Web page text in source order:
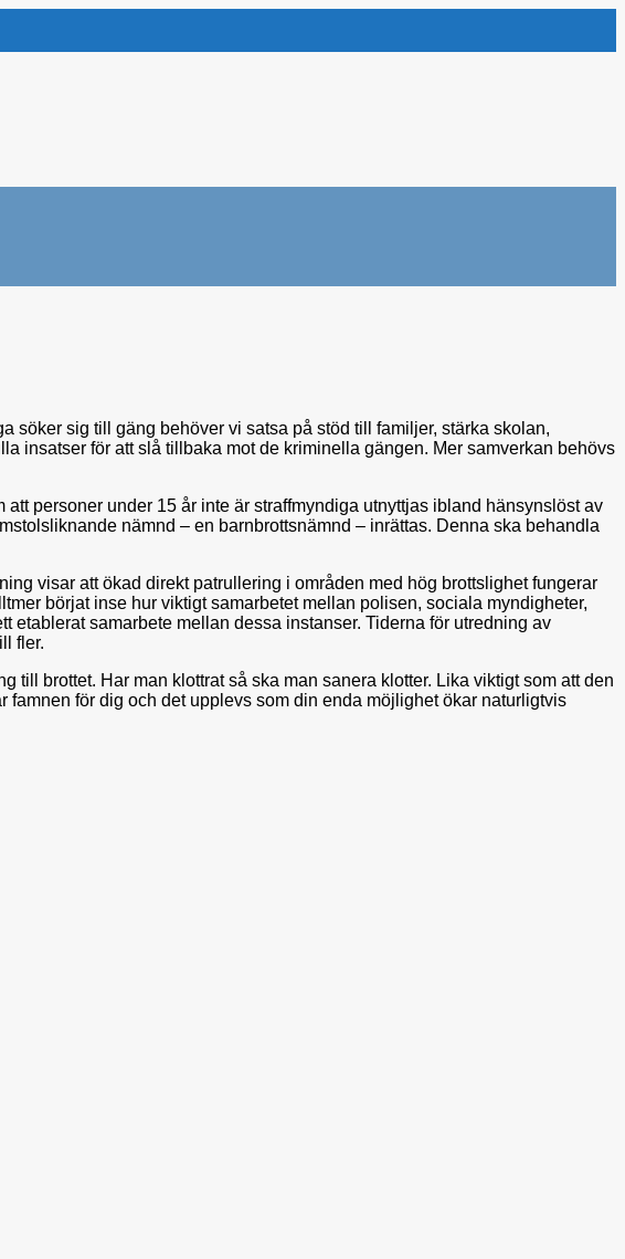
söker sig till gäng behöver vi satsa på stöd till familjer, stärka skolan,
insatser för att slå tillbaka mot de kriminella gängen. Mer samverkan behövs
personer under 15 år inte är straffmyndiga utnyttjas ibland hänsynslöst av
nämnd – en barnbrottsnämnd – inrättas. Denna ska behandla
visar att ökad direkt patrullering i områden med hög brottslighet fungerar
börjat inse hur viktigt samarbetet mellan polisen, sociala myndigheter,
etablerat samarbete mellan dessa instanser. Tiderna för utredning av
fler.
brottet. Har man klottrat så ska man sanera klotter. Lika viktigt som att den
för dig och det upplevs som din enda möjlighet ökar naturligtvis